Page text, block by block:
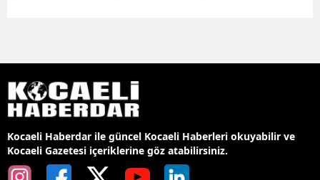
Kocaeli Haberdar ile güncel Kocaeli Haberleri okuyabilir ve
Kocaeli Gazetesi içeriklerine göz atabilirsiniz.